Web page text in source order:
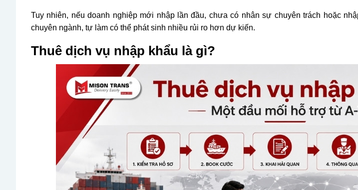
Tuy nhiên, nếu doanh nghiệp mới nhập lần đầu, chưa có nhân sự chuyên trách hoặc
chuyên ngành, tự làm có thể phát sinh nhiều rủi ro hơn dự kiến.
Thuê dịch vụ nhập khẩu là gì?